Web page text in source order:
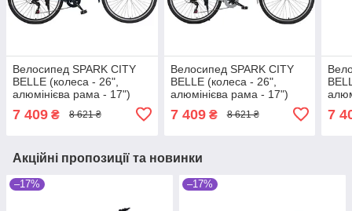
Велосипед SPARK CITY
BELLE (колеса - 26",
алюмінієва рама - 17")
7 409 ₴ 8 621 ₴
Велосипед SPARK CITY
BELLE (колеса - 26",
алюмінієва рама - 17")
7 409₴ 8 621 ₴ 7
Акційні пропозиції та новинки
–17% –17%